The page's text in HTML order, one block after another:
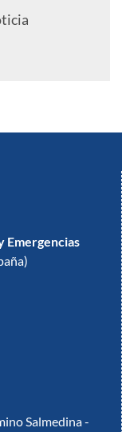
Emergencias
Salmedina -